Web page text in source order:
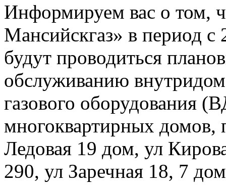
Информируем вас о том,
Мансийскгаз» в период с
будут проводиться
обслуживанию
газового
многоквартирных
Ледовая 19 дом, ул
290, ул Заречная 18, 7